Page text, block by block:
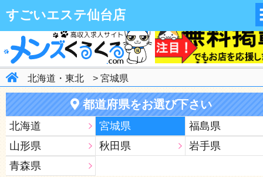
関東はもちろん！全国の高収入求人情報が満載！ワガママ条件で検索
分にあったお店選びが出来ちゃうサイト♪
北海道・東北 > 宮城県
都道府県をお選び下さい
北海道 宮城県
福島県
山形県
秋田県
岩手県
青森県
すごいエステ仙台店